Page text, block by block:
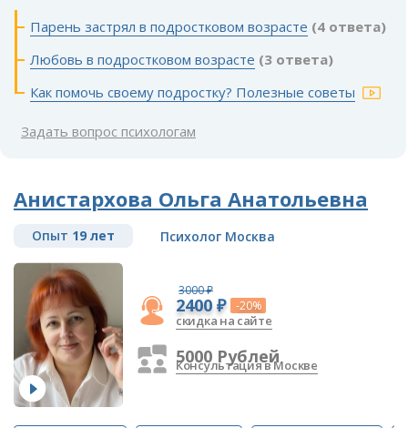
Парень застрял в подростковом возрасте (4 ответа)
Любовь в подростковом возрасте (3 ответа)
Как помочь своему подростку? Полезные советы
Задать вопрос психологам
Анистархова Ольга Анатольевна
Опыт 19 лет Психолог Москва
3000 ₽
2400 ₽ -20%
скидка на сайте
5000 Рублей
Консультация в Москве